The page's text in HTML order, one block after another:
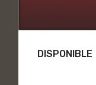
DISPONIBLE